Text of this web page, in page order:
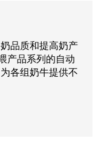
品质和提高奶产
产品系列的自动
各组奶牛提供不